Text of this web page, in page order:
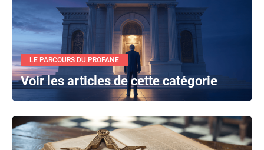
LE PARCOURS DU PROFANE
Voir les articles de cette catégorie